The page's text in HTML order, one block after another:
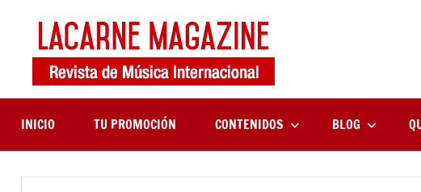
contenido
Magazine
música
internacional
INICIO TU PROMOCIÓN CONTENIDOS BLOG